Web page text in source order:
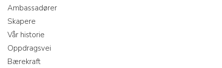
Ambassadører
Skapere
Vår historie
Oppdragsvei
Bærekraft